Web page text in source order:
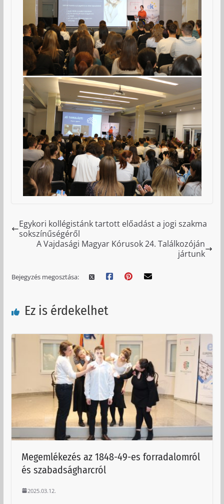
Egykori kollégistánk tartott előadást a jogi szakma
sokszínűségéről
A Vajdasági Magyar Kórusok 24. Találkozóján
jártunk
Bejegyzés megosztása:
Ez is érdekelhet
Megemlékezés az 1848-49-es forradalomról
és szabadságharcról
2025.03.12.